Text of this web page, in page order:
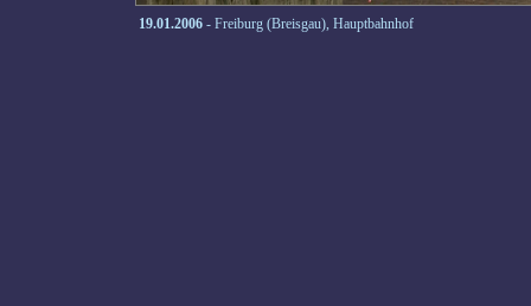
19.01.2006 - Freiburg (Breisgau), Hauptbahnhof